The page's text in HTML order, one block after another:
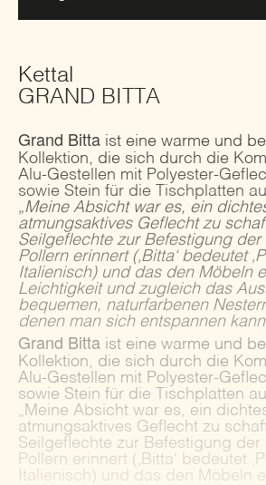
Kettal
GRAND BITTA
Grand Bitta ist eine warme und
Kollektion, die sich durch die
Alu-Gestellen mit Polyester-
sowie Stein für die Tischplatten
„Meine Absicht war es, ein
atmungsaktives Geflecht zu
Seilgeflechte zur Befestigung der
Pollern erinnert (‚Bitta‘ bedeutet
Italienisch) und das den Möbeln
Leichtigkeit und zugleich das
bequemen, naturfarbenen
denen man sich entspannen
Grand Bitta ist eine warme und
Kollektion, die sich durch die
Alu-Gestellen mit Polyester-
sowie Stein für die Tischplatten
„Meine Absicht war es, ein
atmungsaktives Geflecht zu
Seilgeflechte zur Befestigung der
Pollern erinnert (‚Bitta‘ bedeutet
Italienisch) und das den Möbeln